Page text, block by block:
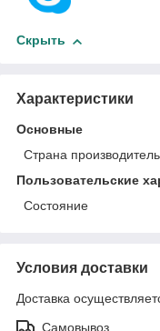
Скрыть
Характеристики
Основные
Страна производитель
Пользовательские
Состояние
Условия доставки
Доставка
Самовывоз